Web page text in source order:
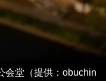
会堂（提供：obuchin